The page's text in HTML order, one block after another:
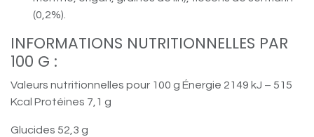
(0,2%).
INFORMATIONS NUTRITIONNELLES PAR
100 G :
Valeurs nutritionnelles pour 100 g Énergie 2149 kJ – 515
Kcal Protéines 7,1 g
Glucides 52,3 g